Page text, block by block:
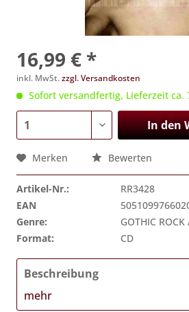
16,99 € *
inkl. MwSt.zzgl. Versandkosten
Sofort versandfertig, Lieferzeit ca.
In den
Merken Bewerten
Artikel-Nr.:
RR3428
EAN
Genre:
GOTHIC
Format:
CD
Beschreibung
mehr